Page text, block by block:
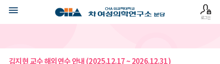
로그인
김지현 교수 해외연수 안내 (2025.12.17 ~ 2026.12.31)